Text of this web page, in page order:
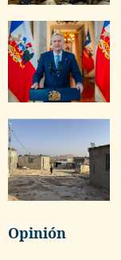
Opinión